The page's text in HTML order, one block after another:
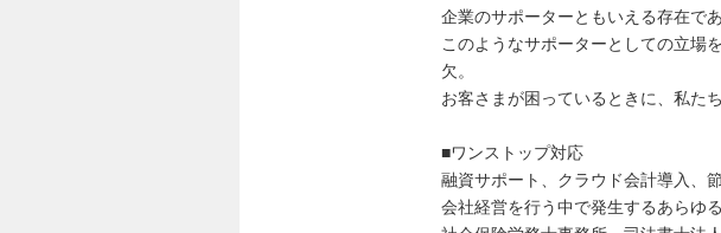
企業のサポーターともいえる存在で
このようなサポーターとしての立場
欠。
お客さまが困っているときに、私た
■ワンストップ対応
融資サポート、クラウド会計導入、
会社経営を行う中で発生するあらゆ